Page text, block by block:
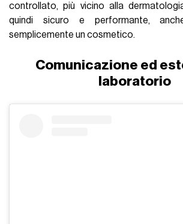
controllato, più vicino alla
quindi sicuro e performante,
semplicemente un cosmetico.
Comunicazione ed
laboratorio